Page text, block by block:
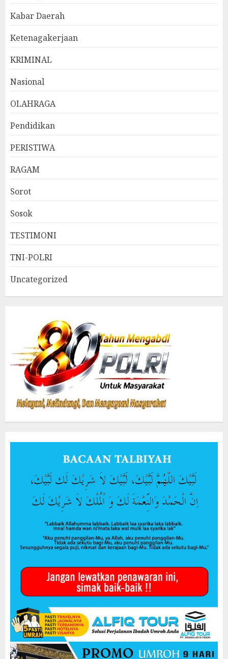
Kabar Daerah
Ketenagakerjaan
KRIMINAL
Nasional
OLAHRAGA
Pendidikan
PERISTIWA
RAGAM
Sorot
Sosok
TESTIMONI
TNI-POLRI
Uncategorized